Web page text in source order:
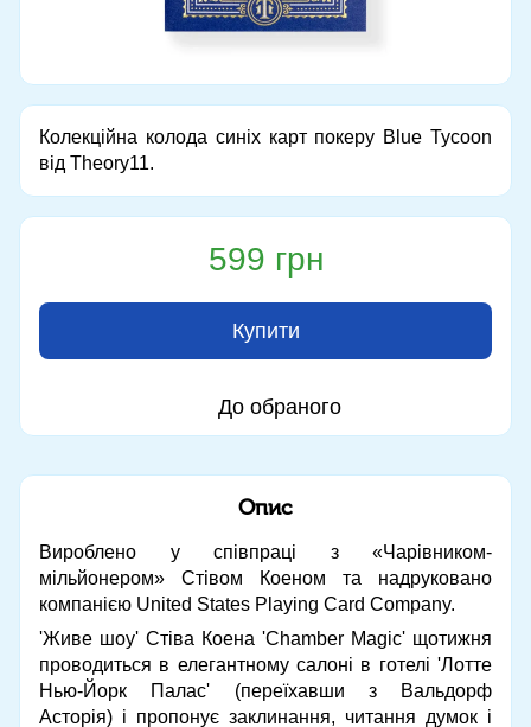
Колекційна колода синіх карт покеру Blue Tycoon
від Theory11.
599 грн
Купити
До обраного
Опис
Вироблено у співпраці з «Чарівником-
мільйонером» Стівом Коеном та надруковано
компанією United States Playing Card Company.
'Живе шоу' Стіва Коена 'Chamber Magic' щотижня
проводиться в елегантному салоні в готелі 'Лотте
Нью-Йорк Палас' (переїхавши з Вальдорф
Асторія) і пропонує заклинання, читання думок і